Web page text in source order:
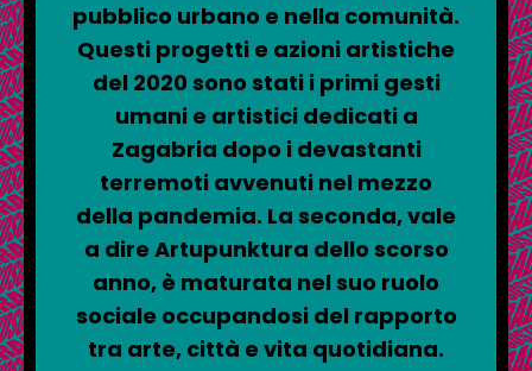
pubblico urbano e nella comunità.
Questi progetti e azioni artistiche
del 2020 sono stati i primi gesti
umani e artistici dedicati a
Zagabria dopo i devastanti
terremoti avvenuti nel mezzo
della pandemia. La seconda, vale
a dire Artupunktura dello scorso
anno, è maturata nel suo ruolo
sociale occupandosi del rapporto
tra arte, città e vita quotidiana.